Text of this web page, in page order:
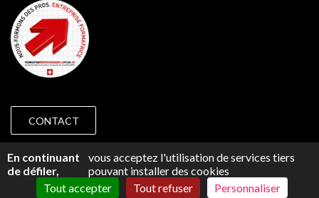
CONTACT
© 2018 CAP PRÉVOYANCE GENÈVE -IMPRESSUM
En continuant
de défiler,
vous acceptez l'utilisation de services tiers
pouvant installer des cookies
Tout accepter
Tout refuser Personnaliser